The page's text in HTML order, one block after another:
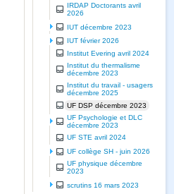
IRDAP Doctorants avril
2026
IUT décembre 2023
IUT février 2026
Institut Evering avril 2024
Institut du thermalisme
décembre 2023
Institut du travail - usagers
décembre 2025
UF DSP décembre 2023
UF Psychologie et DLC
décembre 2023
UF STE avril 2024
UF collège SH - juin 2026
UF physique décembre
2023
scrutins 16 mars 2023